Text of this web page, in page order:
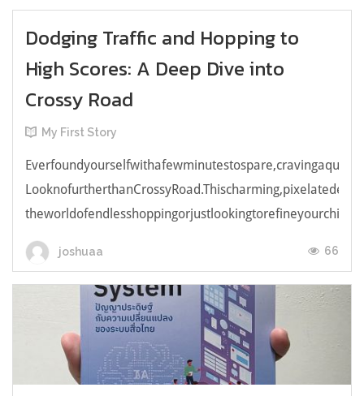
Dodging Traffic and Hopping to
High Scores: A Deep Dive into
Crossy Road
My First Story
joshuaa 66